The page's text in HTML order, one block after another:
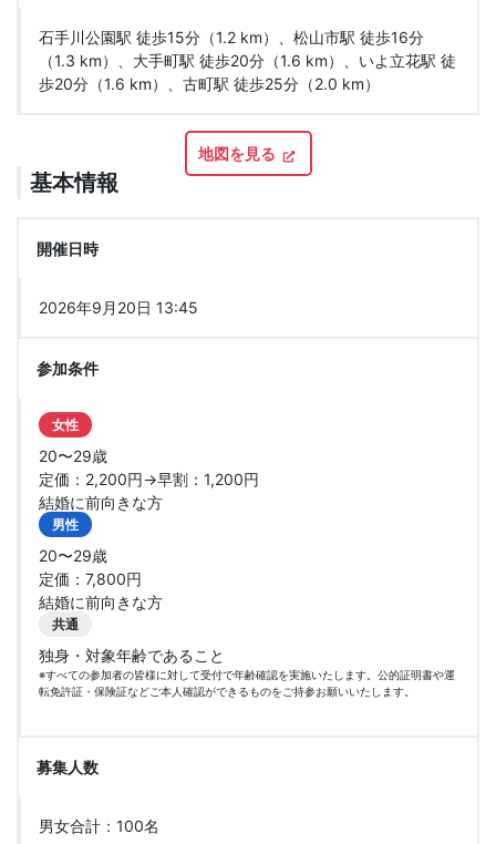
石手川公園駅 徒歩15分（1.2 km）、松山市駅 徒歩16分
（1.3 km）、大手町駅 徒歩20分（1.6 km）、いよ立花駅 徒
歩20分（1.6 km）、古町駅 徒歩25分（2.0 km）
地図を見る
基本情報
開催日時
2026年9月20日 13:45
参加条件
女性
20〜29歳
定価：2,200円→早割：1,200円
結婚に前向きな方
男性
20〜29歳
定価：7,800円
結婚に前向きな方
共通
独身・対象年齢であること
※すべての参加者の皆様に対して受付で年齢確認を実施いたします。公的証明書や運
転免許証・保険証などご本人確認ができるものをご持参お願いいたします。
募集人数
男女合計：100名